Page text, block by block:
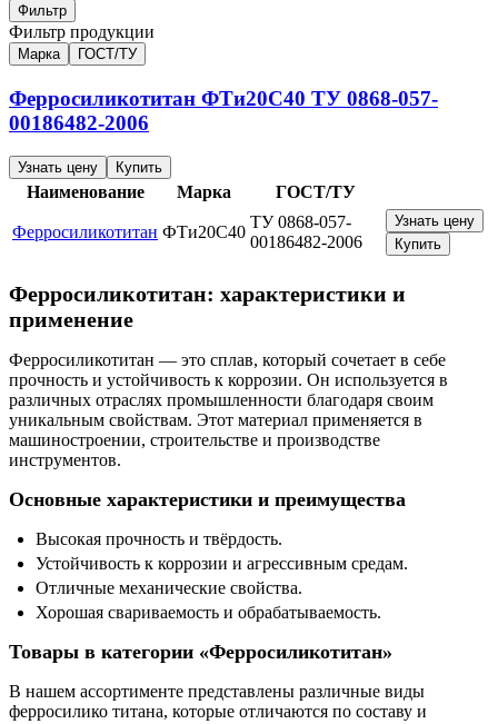
Фильтр
Фильтр продукции
Марка ГОСТ/ТУ
Ферросиликотитан ФТи20С40 ТУ 0868-057-
00186482-2006
Узнать цену Купить
Наименование Марка ГОСТ/ТУ
Ферросиликотитан ФТи20С40
ТУ 0868-057-
00186482-2006
Узнать цену
Купить
Ферросиликотитан: характеристики и
применение
Ферросиликотитан — это сплав, который сочетает в себе
прочность и устойчивость к коррозии. Он используется в
различных отраслях промышленности благодаря своим
уникальным свойствам. Этот материал применяется в
машиностроении, строительстве и производстве
инструментов.
Основные характеристики и преимущества
Высокая прочность и твёрдость.
Устойчивость к коррозии и агрессивным средам.
Отличные механические свойства.
Хорошая свариваемость и обрабатываемость.
Товары в категории «Ферросиликотитан»
В нашем ассортименте представлены различные виды
ферросилико титана, которые отличаются по составу и